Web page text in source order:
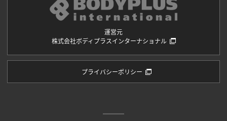
運営元
株式会社ボディプラスインターナショナル
プライバシーポリシー